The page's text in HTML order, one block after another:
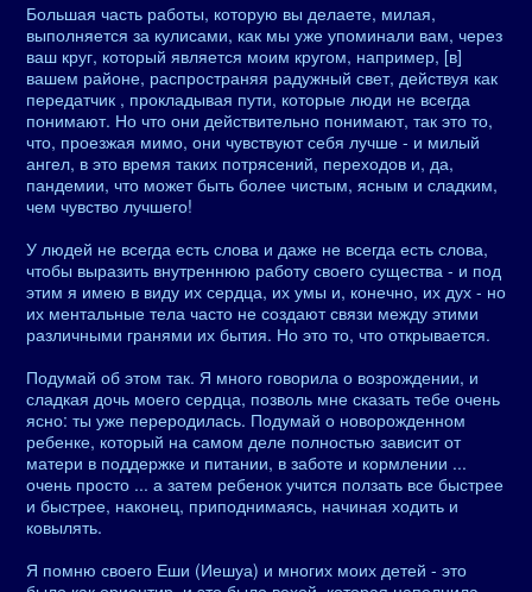
Большая часть работы, которую вы делаете, милая,
выполняется за кулисами, как мы уже упоминали вам, через
ваш круг, который является моим кругом, например, [в]
вашем районе, распространяя радужный свет, действуя как
передатчик , прокладывая пути, которые люди не всегда
понимают. Но что они действительно понимают, так это то,
что, проезжая мимо, они чувствуют себя лучше - и милый
ангел, в это время таких потрясений, переходов и, да,
пандемии, что может быть более чистым, ясным и сладким,
чем чувство лучшего!
У людей не всегда есть слова и даже не всегда есть слова,
чтобы выразить внутреннюю работу своего существа - и под
этим я имею в виду их сердца, их умы и, конечно, их дух - но
их ментальные тела часто не создают связи между этими
различными гранями их бытия. Но это то, что открывается.
Подумай об этом так. Я много говорила о возрождении, и
сладкая дочь моего сердца, позволь мне сказать тебе очень
ясно: ты уже переродилась. Подумай о новорожденном
ребенке, который на самом деле полностью зависит от
матери в поддержке и питании, в заботе и кормлении ...
очень просто ... а затем ребенок учится ползать все быстрее
и быстрее, наконец, приподнимаясь, начиная ходить и
ковылять.
Я помню своего Еши (Иешуа) и многих моих детей - это